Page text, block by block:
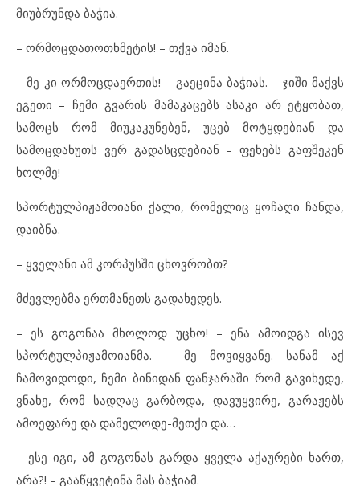
მიუბრუნდა ბაჭია.
– ორმოცდათოთხმეტის! – თქვა იმან.
– მე კი ორმოცდაერთის! – გაეცინა ბაჭიას. – ჯიში მაქვს
ეგეთი – ჩემი გვარის მამაკაცებს ასაკი არ ეტყობათ,
სამოცს რომ მიუკაკუნებენ, უცებ მოტყდებიან და
სამოცდახუთს ვერ გადასცდებიან – ფეხებს გაფშეკენ
ხოლმე!
სპორტულპიჟამოიანი ქალი, რომელიც ყოჩაღი ჩანდა,
დაიბნა.
– ყველანი ამ კორპუსში ცხოვრობთ?
მძევლებმა ერთმანეთს გადახედეს.
– ეს გოგონაა მხოლოდ უცხო! – ენა ამოიდგა ისევ
სპორტულპიჟამოიანმა. – მე მოვიყვანე. სანამ აქ
ჩამოვიდოდი, ჩემი ბინიდან ფანჯარაში რომ გავიხედე,
ვნახე, რომ სადღაც გარბოდა, დავუყვირე, გარაჟებს
ამოეფარე და დამელოდე-მეთქი და…
– ესე იგი, ამ გოგონას გარდა ყველა აქაურები ხართ,
არა?! – გააწყვეტინა მას ბაჭიამ.